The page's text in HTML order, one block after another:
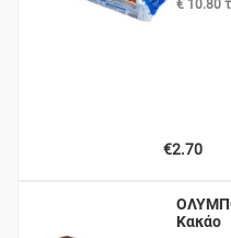
€ 10.80
€2.70
Κακάο